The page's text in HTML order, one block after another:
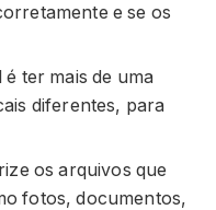
e se os
ter mais de uma
diferentes, para
os arquivos que
fotos, documentos,